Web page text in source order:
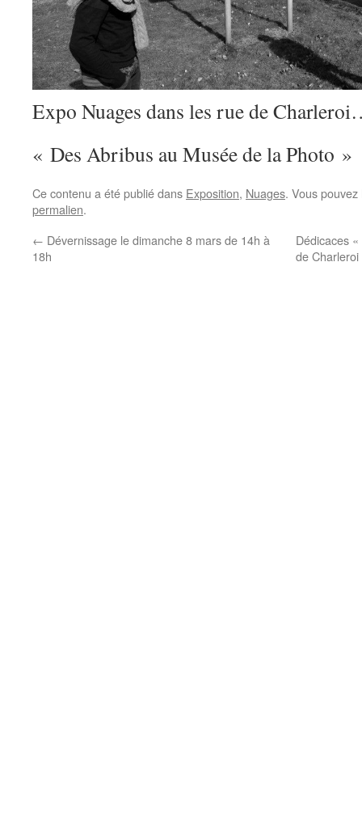
Expo Nuages dans les rue de
« Des Abribus au Musée de la Photo »
Ce contenu a été publié dans Exposition, Nuages. Vous
permalien.
← Dévernissage le dimanche 8 mars de 14h à
18h
Dédicaces
de